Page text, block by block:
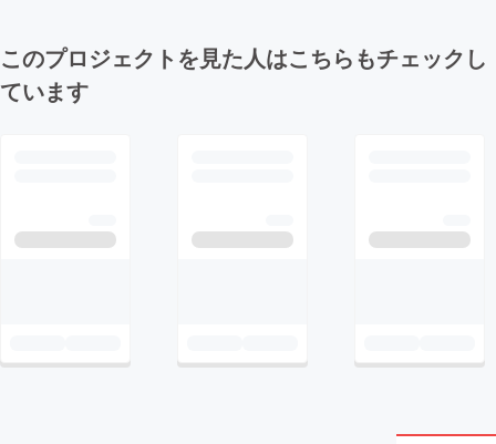
このプロジェクトを見た人はこちらもチェックし
ています